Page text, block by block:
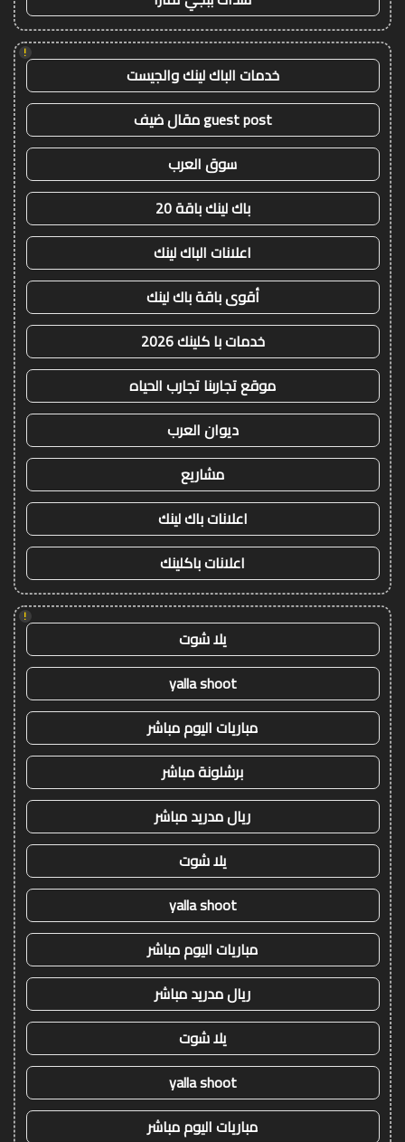
!
خدمات الباك لينك والجيست
guest post مقال ضيف
سوق العرب
باك لينك باقة 20
اعلانات الباك لينك
أقوى باقة باك لينك
خدمات با كلينك 2026
موقع تجاربنا تجارب الحياه
ديوان العرب
مشاريع
اعلانات باك لينك
اعلانات باكلينك
!
يلا شوت
yalla shoot
مباريات اليوم مباشر
برشلونة مباشر
ريال مدريد مباشر
يلا شوت
yalla shoot
مباريات اليوم مباشر
ريال مدريد مباشر
يلا شوت
yalla shoot
مباريات اليوم مباشر